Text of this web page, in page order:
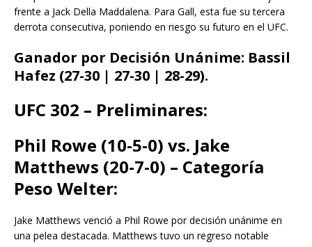
frente a Jack Della Maddalena. Para Gall, esta fue su tercera
derrota consecutiva, poniendo en riesgo su futuro en el UFC.
Ganador por Decisión Unánime: Bassil
Hafez (27-30 | 27-30 | 28-29).
UFC 302 – Preliminares:
Phil Rowe (10-5-0) vs. Jake
Matthews (20-7-0) – Categoría
Peso Welter:
Jake Matthews venció a Phil Rowe por decisión unánime en
una pelea destacada. Matthews tuvo un regreso notable